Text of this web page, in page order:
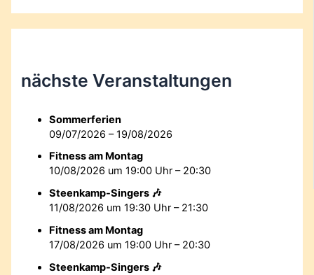
nächste Veranstaltungen
Sommerferien
09/07/2026 – 19/08/2026
Fitness am Montag
10/08/2026 um 19:00 Uhr – 20:30
Steenkamp-Singers 🎶
11/08/2026 um 19:30 Uhr – 21:30
Fitness am Montag
17/08/2026 um 19:00 Uhr – 20:30
Steenkamp-Singers 🎶